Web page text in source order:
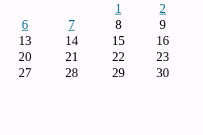
1
2
6 7 8
9
13 14 15
16
20 21 22
23
27 28 29
30